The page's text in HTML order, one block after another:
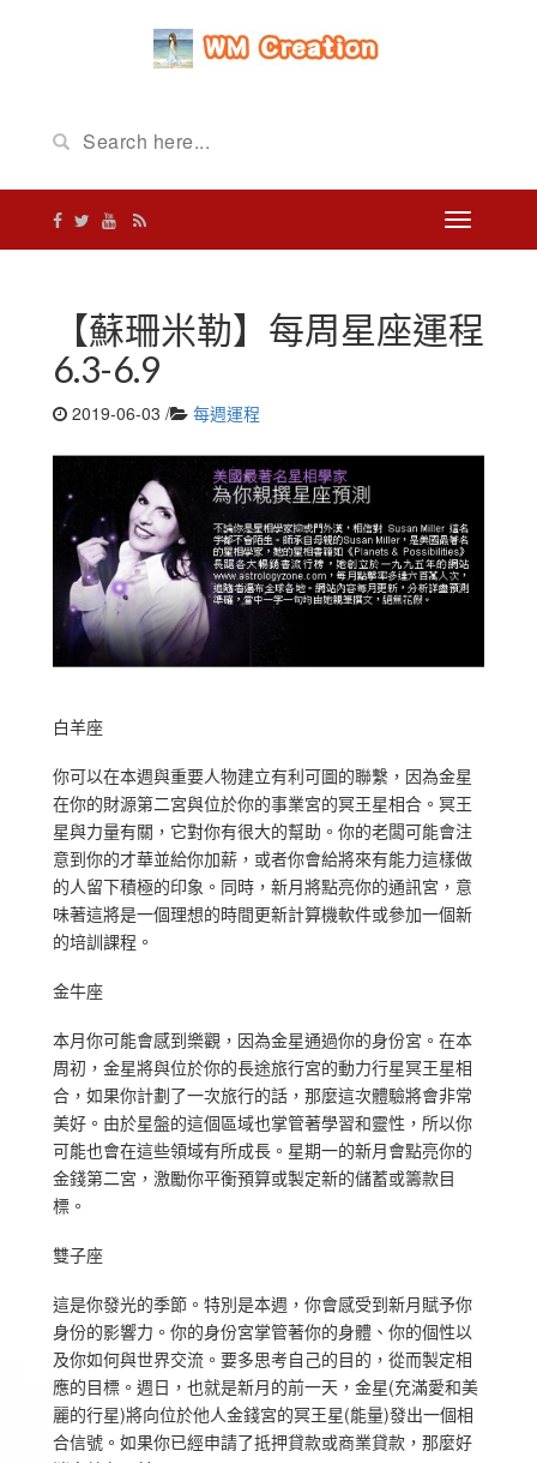
【蘇珊米勒】每周星座運程
6.3-6.9
2019-06-03 / 每週運程
白羊座
你可以在本週與重要人物建立有利可圖的聯繫，因為金星
在你的財源第二宮與位於你的事業宮的冥王星相合。冥王
星與力量有關，它對你有很大的幫助。你的老闆可能會注
意到你的才華並給你加薪，或者你會給將來有能力這樣做
的人留下積極的印象。同時，新月將點亮你的通訊宮，意
味著這將是一個理想的時間更新計算機軟件或參加一個新
的培訓課程。
金牛座
本月你可能會感到樂觀，因為金星通過你的身份宮。在本
周初，金星將與位於你的長途旅行宮的動力行星冥王星相
合，如果你計劃了一次旅行的話，那麼這次體驗將會非常
美好。由於星盤的這個區域也掌管著學習和靈性，所以你
可能也會在這些領域有所成長。星期一的新月會點亮你的
金錢第二宮，激勵你平衡預算或製定新的儲蓄或籌款目
標。
雙子座
這是你發光的季節。特別是本週，你會感受到新月賦予你
身份的影響力。你的身份宮掌管著你的身體、你的個性以
及你如何與世界交流。要多思考自己的目的，從而製定相
應的目標。週日，也就是新月的前一天，金星(充滿愛和美
麗的行星)將向位於他人金錢宮的冥王星(能量)發出一個相
合信號。如果你已經申請了抵押貸款或商業貸款，那麼好